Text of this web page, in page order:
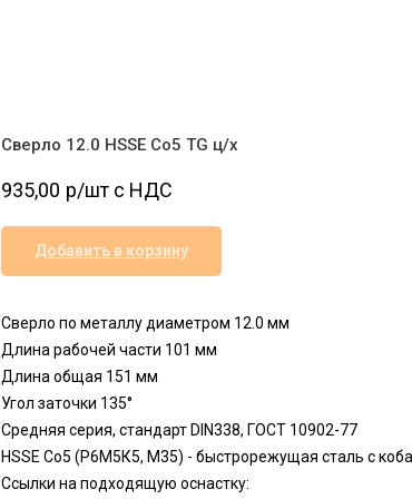
Сверло 12.0 HSSE Co5 TG ц/х
935,00 р/шт c НДС
Добавить в корзину
Сверло по металлу диаметром 12.0 мм
Длина рабочей части 101 мм
Длина общая 151 мм
Угол заточки 135°
Средняя серия, стандарт DIN338, ГОСТ 10902-77
HSSЕ Сo5 (Р6М5К5, М35) - быстрорежущая сталь с
Ссылки на подходящую оснастку: